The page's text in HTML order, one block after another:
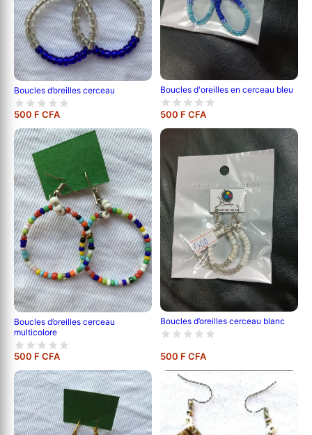
Boucles d’oreilles cerceau
500 F CFA
Boucles d'oreilles en cerceau bleu
500 F CFA
Boucles d’oreilles cerceau
multicolore
500 F CFA
Boucles d’oreilles cerceau blanc
500 F CFA